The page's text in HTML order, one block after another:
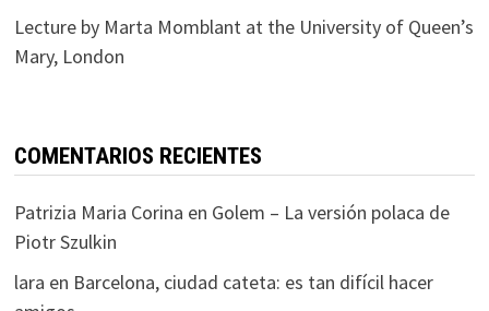
Lecture by Marta Momblant at the University of Queen’s
Mary, London
COMENTARIOS RECIENTES
Patrizia Maria Corina en Golem – La versión polaca de
Piotr Szulkin
lara en Barcelona, ciudad cateta: es tan difícil hacer